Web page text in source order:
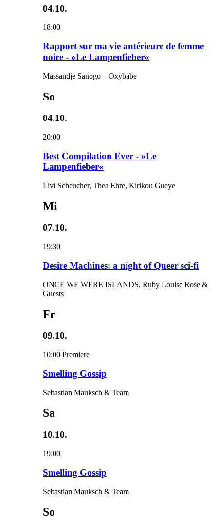
04.10.
18:00
Rapport sur ma vie antérieure de femme
noire - »Le Lampenfieber«
Massandje Sanogo – Oxybabe
So
04.10.
20:00
Best Compilation Ever - »Le
Lampenfieber«
Livi Scheucher, Thea Ehre, Kirikou Gueye
Mi
07.10.
19:30
Desire Machines: a night of Queer sci-fi
ONCE WE WERE ISLANDS, Ruby Louise Rose &
Guests
Fr
09.10.
10:00 Premiere
Smelling Gossip
Sebastian Mauksch & Team
Sa
10.10.
19:00
Smelling Gossip
Sebastian Mauksch & Team
So